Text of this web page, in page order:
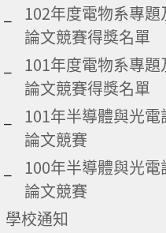
102年度電物系專題
論文競賽得獎名單
101年度電物系專題
論文競賽得獎名單
101年半導體與光
論文競賽
100年半導體與光
論文競賽
學校通知